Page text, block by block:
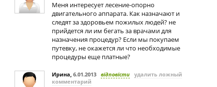
Меня интересует лесение-опорно
двигательного аппарата. Как назначают и
следят за здоровьем пожилых людей? не
прийдется ли им бегать за врачами для
назначения процедур? Если мы покупаем
путевку, не окажется ли что необходимые
процедуры еще платные?
Ирина, 6.01.2013 відповісти удалить ложный
комментарий